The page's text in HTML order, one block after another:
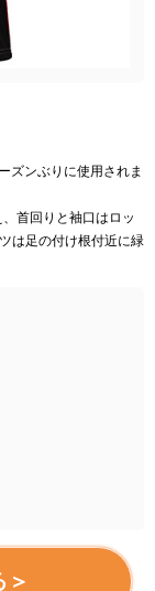
ズンぶりに使用されま
首回りと袖口はロッ
は足の付け根付近に緑